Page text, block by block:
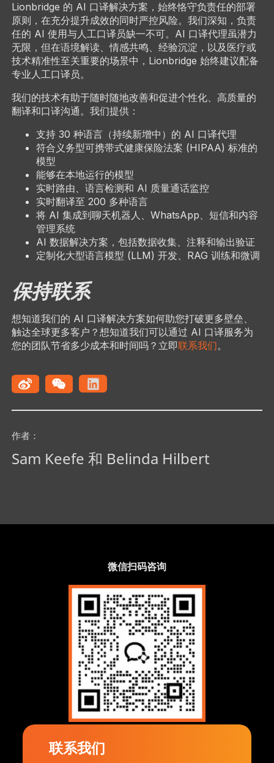
Lionbridge 的 AI 口译解决方案，始终恪守负责任的部署
原则，在充分提升成效的同时严控风险。我们深知，负责
任的 AI 使用与人工口译员缺一不可。AI 口译代理虽潜力
无限，但在语境解读、情感共鸣、经验沉淀，以及医疗或
技术精准性至关重要的场景中，Lionbridge 始终建议配备
专业人工口译员。
我们的技术有助于随时随地改善和促进个性化、高质量的
翻译和口译沟通。我们提供：
支持 30 种语言（持续新增中）的 AI 口译代理
符合义务型可携带式健康保险法案 (HIPAA) 标准的
模型
能够在本地运行的模型
实时路由、语言检测和 AI 质量通话监控
实时翻译至 200 多种语言
将 AI 集成到聊天机器人、WhatsApp、短信和内容
管理系统
AI 数据解决方案，包括数据收集、注释和输出验证
定制化大型语言模型 (LLM) 开发、RAG 训练和微调
保持联系
想知道我们的 AI 口译解决方案如何助您打破更多壁垒、
触达全球更多客户？想知道我们可以通过 AI 口译服务为
您的团队节省多少成本和时间吗？立即联系我们。
作者：
Sam Keefe 和 Belinda Hilbert
微信扫码咨询
联系我们